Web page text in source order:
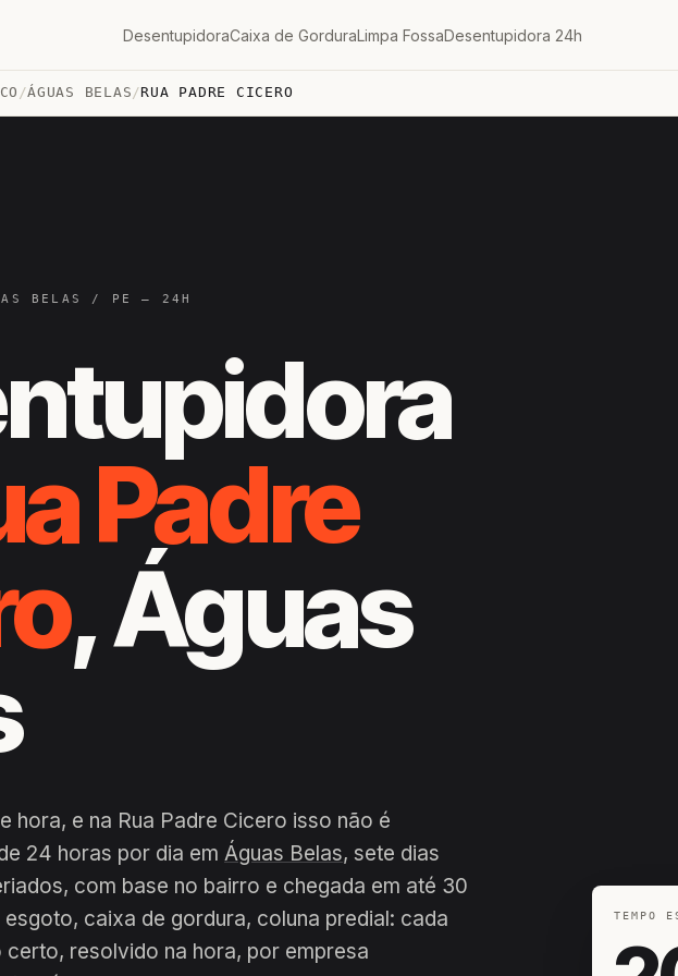
DesentupidoraCaixa de GorduraLimpa FossaDesentupidora 24h
/ÁGUAS BELAS /RUA PADRE CICERO
BELAS / PE — 24H
Padre
, Águas
hora, e na Rua Padre Cicero isso não é
24 horas por dia em Águas Belas, sete dias
com base no bairro e chegada em até 30
caixa de gordura, coluna predial: cada
resolvido na hora, por empresa
TEMPO